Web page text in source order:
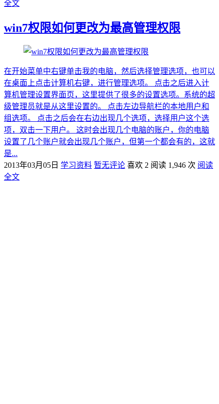
全文
win7权限如何更改为最高管理权限
在开始菜单中右键单击我的电脑，然后选择管理选项，也可以
在桌面上点击计算机右键，进行管理选项。 点击之后进入计
算机管理设置界面页，这里提供了很多的设置选项。系统的超
级管理员就是从这里设置的。 点击左边导航栏的本地用户和
组选项。 点击之后会在右边出现几个选项，选择用户这个选
项，双击一下用户。 这时会出现几个电脑的账户，你的电脑
设置了几个账户就会出现几个账户，但第一个都会有的，这就
是...
2013年03月05日 学习资料 暂无评论 喜欢 2 阅读 1,946 次 阅读
全文